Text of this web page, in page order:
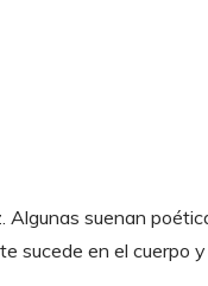
suenan
sucede en el cuerpo